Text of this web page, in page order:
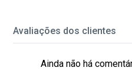
Avaliações dos clientes
Ainda não há